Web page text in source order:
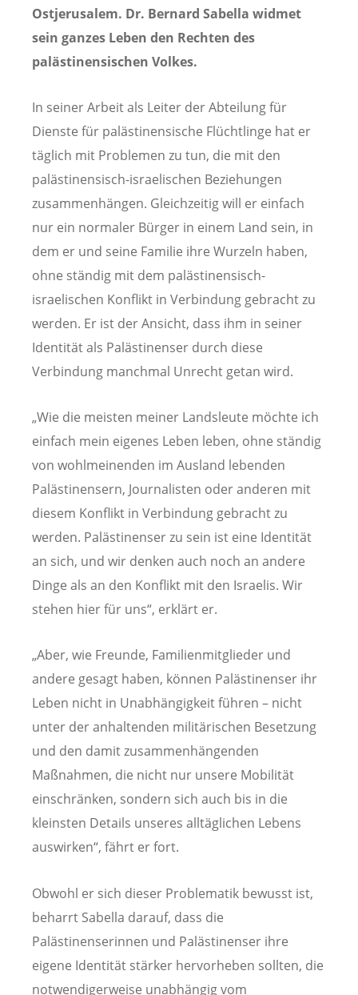
Ostjerusalem. Dr. Bernard Sabella widmet
sein ganzes Leben den Rechten des
palästinensischen Volkes.
In seiner Arbeit als Leiter der Abteilung für
Dienste für palästinensische Flüchtlinge hat er
täglich mit Problemen zu tun, die mit den
palästinensisch-israelischen Beziehungen
zusammenhängen. Gleichzeitig will er einfach
nur ein normaler Bürger in einem Land sein, in
dem er und seine Familie ihre Wurzeln haben,
ohne ständig mit dem palästinensisch-
israelischen Konflikt in Verbindung gebracht zu
werden. Er ist der Ansicht, dass ihm in seiner
Identität als Palästinenser durch diese
Verbindung manchmal Unrecht getan wird.
„Wie die meisten meiner Landsleute möchte ich
einfach mein eigenes Leben leben, ohne ständig
von wohlmeinenden im Ausland lebenden
Palästinensern, Journalisten oder anderen mit
diesem Konflikt in Verbindung gebracht zu
werden. Palästinenser zu sein ist eine Identität
an sich, und wir denken auch noch an andere
Dinge als an den Konflikt mit den Israelis. Wir
stehen hier für uns“, erklärt er.
„Aber, wie Freunde, Familienmitglieder und
andere gesagt haben, können Palästinenser ihr
Leben nicht in Unabhängigkeit führen – nicht
unter der anhaltenden militärischen Besetzung
und den damit zusammenhängenden
Maßnahmen, die nicht nur unsere Mobilität
einschränken, sondern sich auch bis in die
kleinsten Details unseres alltäglichen Lebens
auswirken“, fährt er fort.
Obwohl er sich dieser Problematik bewusst ist,
beharrt Sabella darauf, dass die
Palästinenserinnen und Palästinenser ihre
eigene Identität stärker hervorheben sollten, die
notwendigerweise unabhängig vom